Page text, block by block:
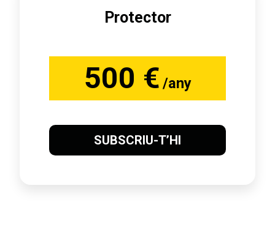
Protector
500 € /any
SUBSCRIU-T’HI